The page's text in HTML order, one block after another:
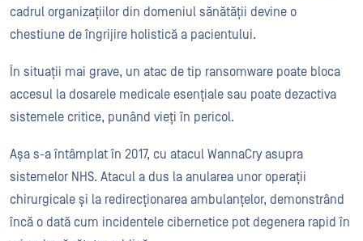
cadrul organizațiilor din domeniul sănătății devine o
chestiune de îngrijire holistică a pacientului.
În situații mai grave, un atac de tip ransomware poate bloca
accesul la dosarele medicale esențiale sau poate dezactiva
sistemele critice, punând vieți în pericol.
Așa s-a întâmplat în 2017, cu atacul WannaCry asupra
sistemelor NHS. Atacul a dus la anularea unor operații
chirurgicale și la redirecționarea ambulanțelor, demonstrând
încă o dată cum incidentele cibernetice pot degenera rapid în